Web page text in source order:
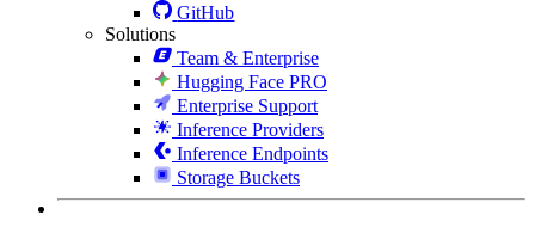
GitHub
Solutions
Team & Enterprise
Hugging Face PRO
Enterprise Support
Inference Providers
Inference Endpoints
Storage Buckets